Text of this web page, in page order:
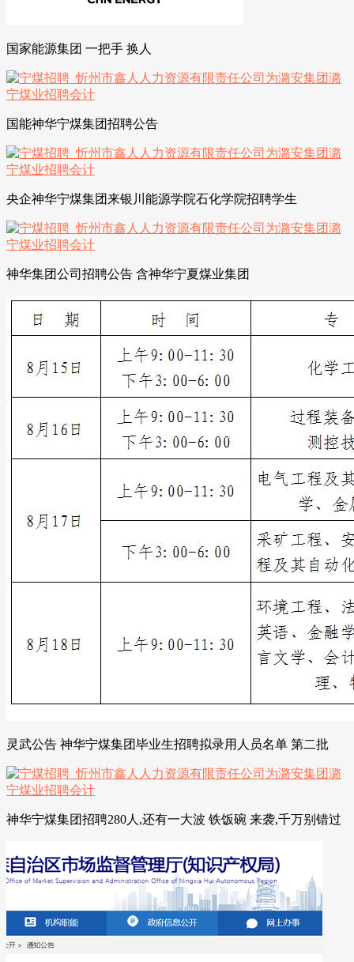
国家能源集团 一把手 换人
国能神华宁煤集团招聘公告
央企神华宁煤集团来银川能源学院石化学院招聘学生
神华集团公司招聘公告 含神华宁夏煤业集团
灵武公告 神华宁煤集团毕业生招聘拟录用人员名单 第二批
神华宁煤集团招聘280人,还有一大波 铁饭碗 来袭,千万别错过